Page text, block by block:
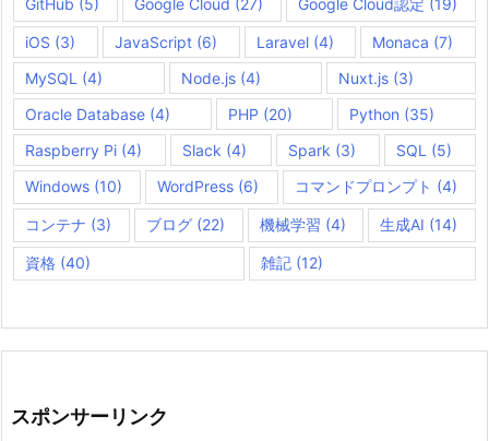
GitHub (5) Google Cloud (27) Google Cloud認定 (19)
iOS (3) JavaScript(6) Laravel(4) Monaca (7)
MySQL (4) Node.js(4) Nuxt.js (3)
Oracle Database (4) PHP (20) Python (35)
Raspberry Pi (4) Slack (4) Spark (3) SQL (5)
Windows (10) WordPress (6) コマンドプロンプト (4)
コンテナ (3) ブログ(22) 機械学習 (4) 生成AI (14)
資格 (40) 雑記(12)
スポンサーリンク